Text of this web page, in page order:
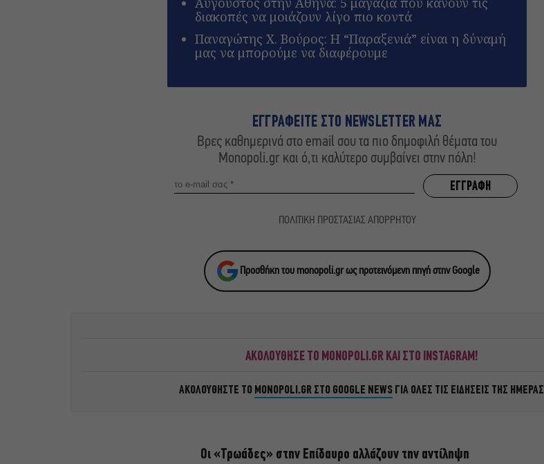
διακοπές να μοιάζουν λίγο πιο κοντά
Παναγώτης Χ. Βούρος: Η “Παραξενιά” είναι η δύναμή
μας να μπορούμε να διαφέρουμε
ΕΓΓΡΑΦΕΙΤΕ ΣΤΟ NEWSLETTER ΜΑΣ
Βρες καθημερινά στο email σου τα πιο δημοφιλή θέματα του
Monopoli.gr και ό,τι καλύτερο συμβαίνει στην πόλη!
ΠΟΛΙΤΙΚΗ ΠΡΟΣΤΑΣΙΑΣ ΑΠΟΡΡΗΤΟΥ
Προσθήκη του monopoli.gr ως προτεινόμενη πηγή στην Google
ΑΚΟΛΟΥΘΗΣΕ ΤΟ MONOPOLI.GR ΚΑΙ ΣΤΟ INSTAGRAM!
ΑΚΟΛΟΥΘΗΣΤΕ ΤΟ MONOPOLI.GR ΣΤΟ GOOGLE NEWS ΓΙΑ ΟΛΕΣ ΤΙΣ ΕΙΔΗΣΕΙΣ ΤΗΣ ΗΜΕΡΑΣ
Οι «Τρωάδες» στην Επίδαυρο αλλάζουν την αντίληψη